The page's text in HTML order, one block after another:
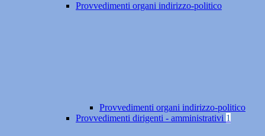
Provvedimenti organi indirizzo-politico
Provvedimenti organi indirizzo-politico
Provvedimenti dirigenti - amministrativi 1